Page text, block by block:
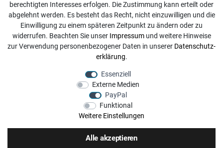
+49 3501 507295
Montag - Freitag, 08:00 - 16:00
Anrufe aus dem dt. Festnetz zum Ortstarif, Preise aus dem
Mobilfunknetz ggf. abweichend (abhängig vom Provider).
berechtigten Interesses erfolgen. Die Zustimmung kann erteilt oder
abgelehnt werden. Es besteht das Recht, nicht einzuwilligen und die
Einwilligung zu einem späteren Zeitpunkt zu ändern oder zu
widerrufen. Beachten Sie unser Impressumund weitere Hinweise
zur Verwendung personenbezogener Daten in unserer Daten­schutz­
erklärung.
Essenziell
Externe Medien
PayPal
Funktional
Weitere Einstellungen
Alle akzeptieren